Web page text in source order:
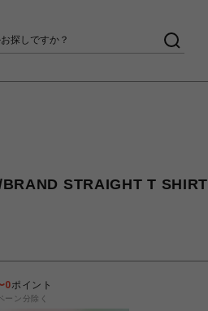
STRAIGHT T SHIRT
0ポイント
ーン分除く